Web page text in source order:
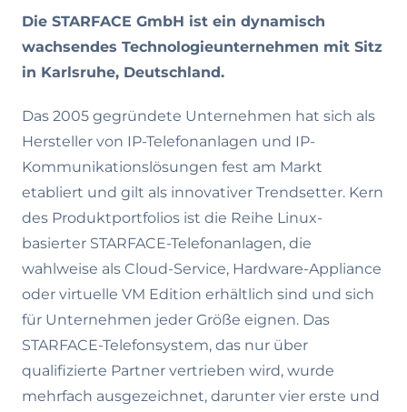
Die STARFACE GmbH ist ein dynamisch
wachsendes Technologieunternehmen mit Sitz
in Karlsruhe, Deutschland.
Das 2005 gegründete Unternehmen hat sich als
Hersteller von IP-Telefonanlagen und IP-
Kommunikationslösungen fest am Markt
etabliert und gilt als innovativer Trendsetter. Kern
des Produktportfolios ist die Reihe Linux-
basierter STARFACE-Telefonanlagen, die
wahlweise als Cloud-Service, Hardware-Appliance
oder virtuelle VM Edition erhältlich sind und sich
für Unternehmen jeder Größe eignen. Das
STARFACE-Telefonsystem, das nur über
qualifizierte Partner vertrieben wird, wurde
mehrfach ausgezeichnet, darunter vier erste und